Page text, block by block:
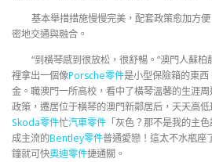
基本舉措措施慢慢完美，配套政策愈加方
密地交通與融合。
“到橫琴感到很放松，很舒暢。”澳門人蘇
裡拿出一個像Porsche零件是小型保險箱的東
金。職澳門一所高校，看中了橫琴溫馨的生涯
政策，遷居位于橫琴的澳門新鄰居后，天天高
Skoda零件忙汽車零件 「灰色？那不是我的主
成主流的Bentley零件普通愛戀！這太不水瓶座
鐘就可快奧迪零件捷通關。